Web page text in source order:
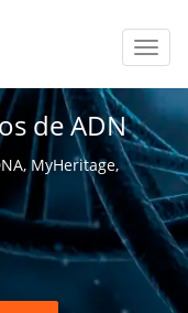
de ADN
MyHeritage,